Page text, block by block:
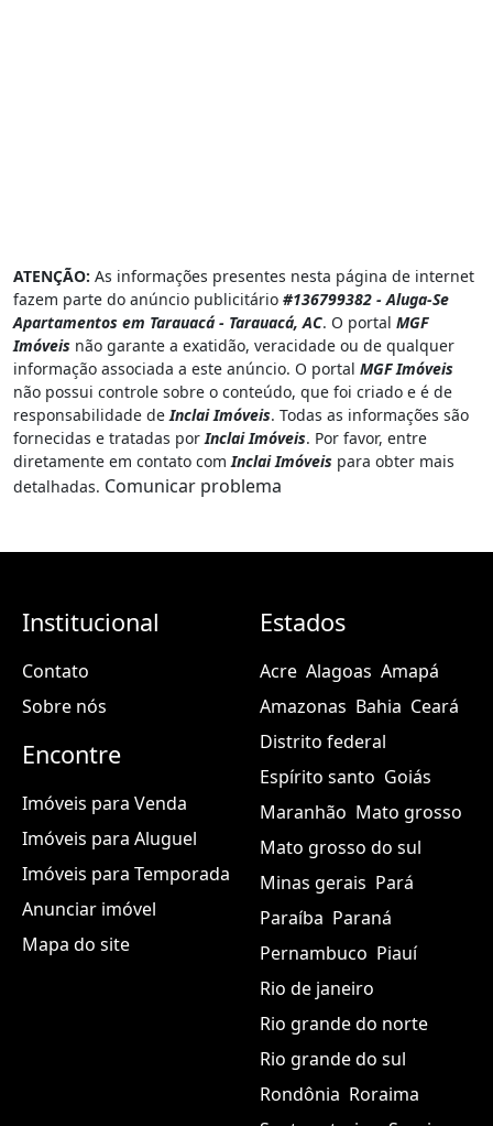
ATENÇÃO: As informações presentes nesta página de internet
fazem parte do anúncio publicitário #136799382 - Aluga-Se
Apartamentos em Tarauacá - Tarauacá, AC. O portal MGF
Imóveis não garante a exatidão, veracidade ou de qualquer
informação associada a este anúncio. O portal MGF Imóveis
não possui controle sobre o conteúdo, que foi criado e é de
responsabilidade de Inclai Imóveis. Todas as informações são
fornecidas e tratadas por Inclai Imóveis. Por favor, entre
diretamente em contato com Inclai Imóveis para obter mais
detalhadas. Comunicar problema
Institucional
Contato
Sobre nós
Encontre
Imóveis para Venda
Imóveis para Aluguel
Imóveis para Temporada
Anunciar imóvel
Mapa do site
Estados
Acre Alagoas Amapá
Amazonas Bahia Ceará
Distrito federal
Espírito santo Goiás
Maranhão Mato grosso
Mato grosso do sul
Minas gerais Pará
Paraíba Paraná
Pernambuco Piauí
Rio de janeiro
Rio grande do norte
Rio grande do sul
Rondônia Roraima